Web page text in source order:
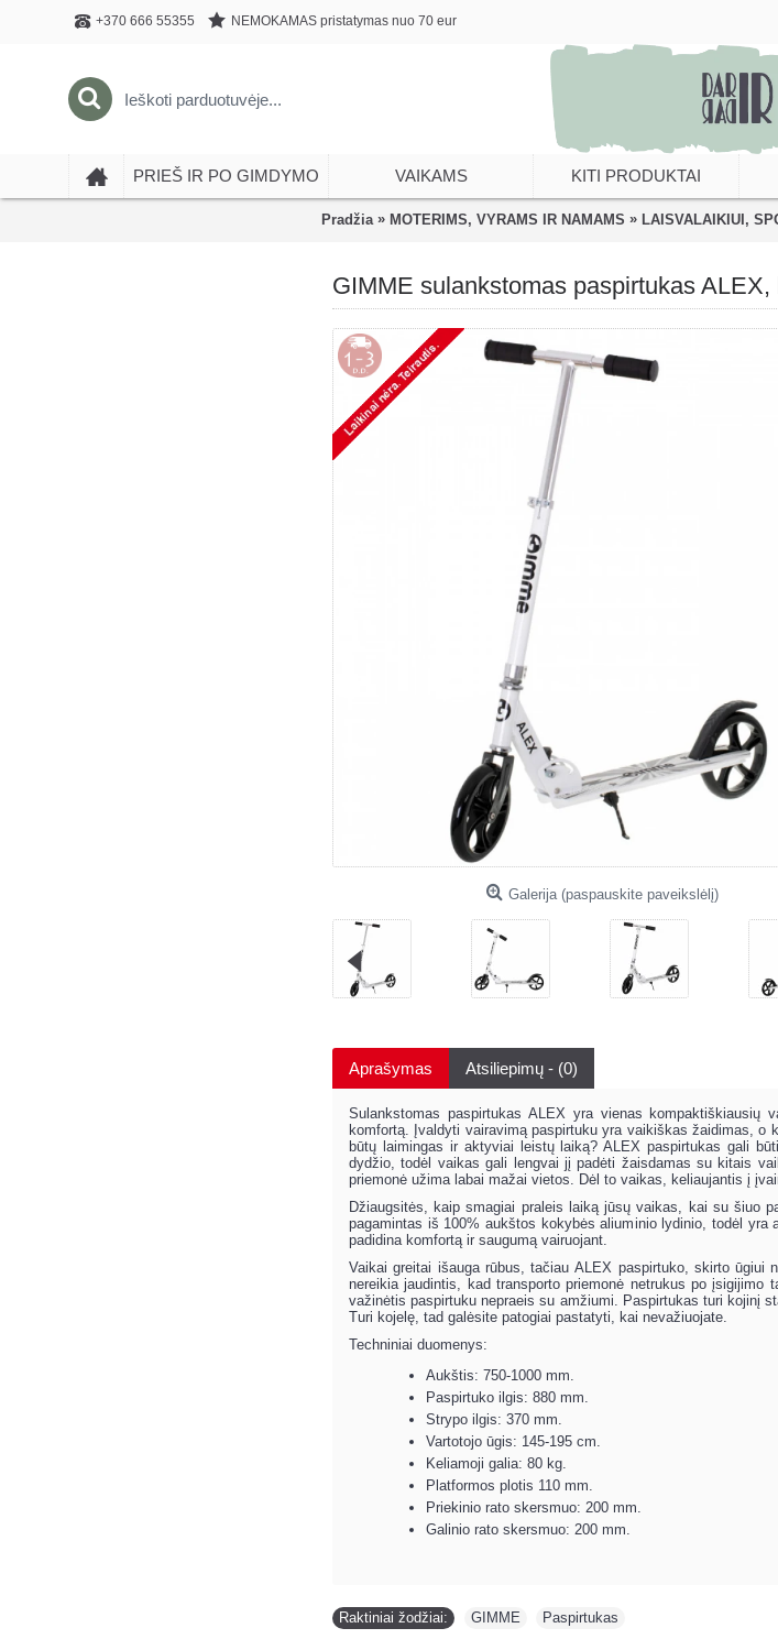
+370 666 55355 NEMOKAMAS pristatymas nuo 70 eur
PRIEŠ IR PO GIMDYMO VAIKAMS KITI PRODUKTAI
Pradžia » MOTERIMS, VYRAMS IR NAMAMS » LAISVALAIKIUI,
GIMME sulankstomas paspirtukas ALEX,
Galerija (paspauskite paveikslėlį)
Aprašymas Atsiliepimų - (0)
Sulankstomas paspirtukas ALEX yra vienas kompaktiškiausių
komfortą. Įvaldyti vairavimą paspirtuku yra vaikiškas žaidimas,
būtų laimingas ir aktyviai leistų laiką? ALEX paspirtukas gali
dydžio, todėl vaikas gali lengvai jį padėti žaisdamas su kitais
priemonė užima labai mažai vietos. Dėl to vaikas, keliaujantis į
Džiaugsitės, kaip smagiai praleis laiką jūsų vaikas, kai su šiuo
pagamintas iš 100% aukštos kokybės aliuminio lydinio, todėl
padidina komfortą ir saugumą vairuojant.
Vaikai greitai išauga rūbus, tačiau ALEX paspirtuko, skirto
nereikia jaudintis, kad transporto priemonė netrukus po
važinėtis paspirtuku nepraeis su amžiumi. Paspirtukas turi kojinį
Turi kojelę, tad galėsite patogiai pastatyti, kai nevažiuojate.
Techniniai duomenys:
Aukštis: 750-1000 mm.
Paspirtuko ilgis: 880 mm.
Strypo ilgis: 370 mm.
Vartotojo ūgis: 145-195 cm.
Keliamoji galia: 80 kg.
Platformos plotis 110 mm.
Priekinio rato skersmuo: 200 mm.
Galinio rato skersmuo: 200 mm.
Raktiniai žodžiai: GIMME Paspirtukas